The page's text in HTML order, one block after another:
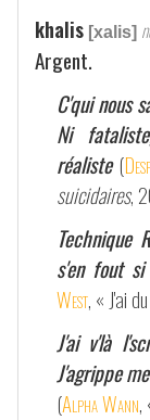
khalis [xalis]
Argent.
C'qui nous
Ni
réaliste (
suicidaires,
Technique
s'en fout
West, « J'ai
J'ai v'là
J'agrippe
(Alpha Wann,